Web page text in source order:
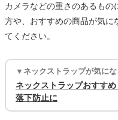
カメラなどの重さのあるも
方や、おすすめの商品が気に
てください。
▼ネックストラップが気にな
ネックストラップおすす
落下防止に